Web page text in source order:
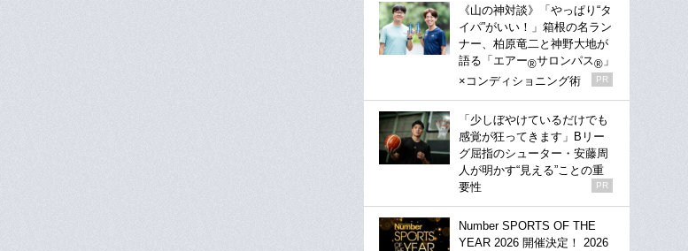
《山の神対談》「やっぱり“タ
イパ”がいい！」箱根の名ラン
ナー、柏原竜二と神野大地が
語る「エアー®サロンパス® 」
×コンディショニング術
PR
「少しぼやけているだけでも
感覚が狂ってきます」Bリー
グ屈指のシューター・安藤周
人が明かす“見える”ことの重
要性
PR
Number SPORTS OF THE
YEAR 2026 開催決定！ 2026